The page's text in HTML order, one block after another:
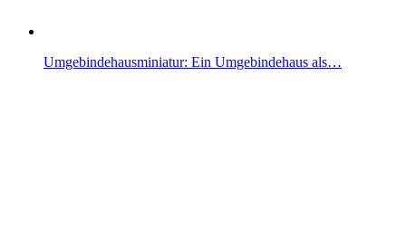
Umgebindehausminiatur: Ein Umgebindehaus als…